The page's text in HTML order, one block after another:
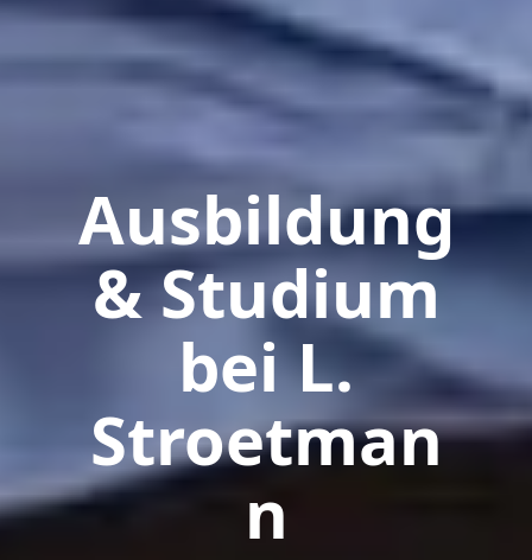
Ausbildung
& Studium
bei L.
Stroetman
n